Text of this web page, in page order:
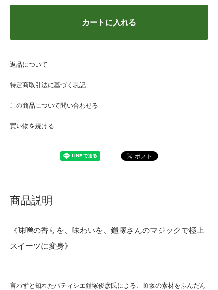
カートに入れる
返品について
特定商取引法に基づく表記
この商品について問い合わせる
買い物を続ける
商品説明
《味噌の香りを、味わいを、鎧塚さんのマジックで極上
スイーツに変身》
言わずと知れたパティシエ鎧塚俊彦氏による、須坂の素材をふんだん